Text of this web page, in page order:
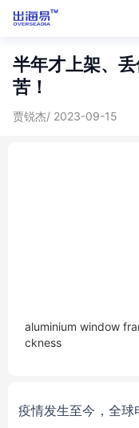
半年才上架、
苦！
贾锐杰/ 2023-09-15
aluminium window
ckness
疫情发生至今，全